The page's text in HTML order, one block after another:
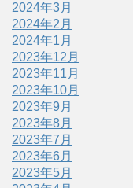
2024年3月
2024年2月
2024年1月
2023年12月
2023年11月
2023年10月
2023年9月
2023年8月
2023年7月
2023年6月
2023年5月